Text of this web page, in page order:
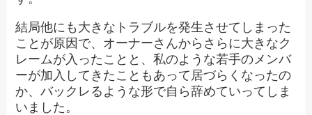
結局他にも大きなトラブルを発生させてしまった
ことが原因で、オーナーさんからさらに大きなク
レームが入ったことと、私のような若手のメンバ
ーが加入してきたこともあって居づらくなったの
か、バックレるような形で自ら辞めていってしま
いました。